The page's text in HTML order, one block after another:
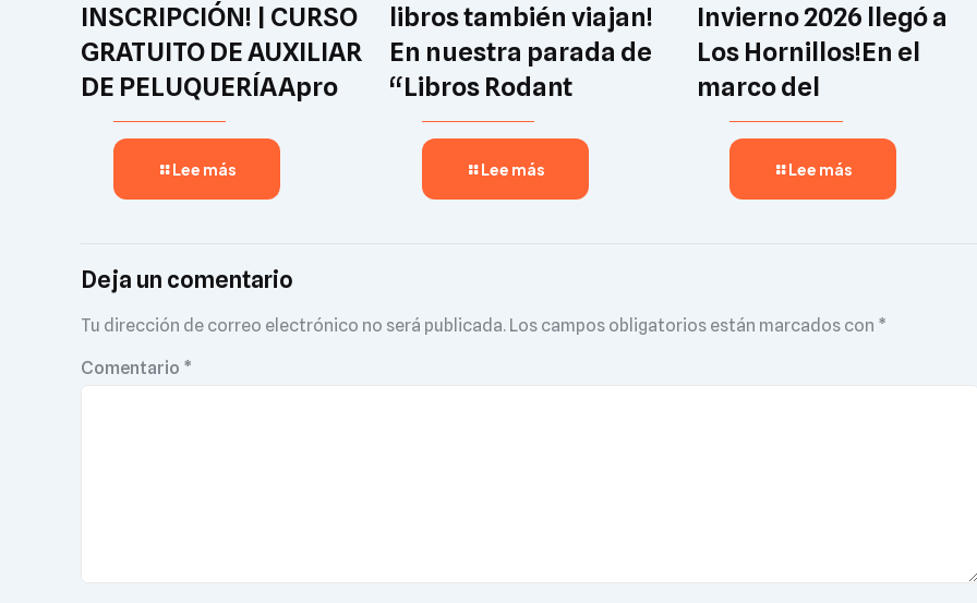
INSCRIPCIÓN! | CURSO
GRATUITO DE AUXILIAR
DE PELUQUERÍA ​Apro
Lee más
libros también viajan!
En nuestra parada de
“Libros Rodant
Lee más
Invierno 2026 llegó a
Los Hornillos! ​En el
marco del
Lee más
Deja un comentario
Tu dirección de correo electrónico no será publicada. Los campos obligatorios están marcados con *
Comentario *